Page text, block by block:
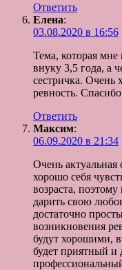
Ответить
Елена:
03.08.2020 в 16:56
Тема, которая
внуку 3,5 года, а
сестричка. Очень
ревность.
Ответить
Максим:
06.09.2020 в 21:34
Очень
хорошо себя
возраста,
дарить свою
достаточно
возникновения
будут хорошими,
будет приятный